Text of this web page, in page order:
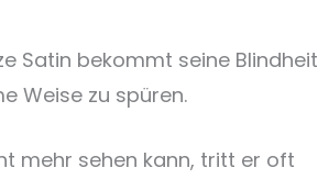
Satin bekommt seine Blindheit
Weise zu spüren.
mehr sehen kann, tritt er oft